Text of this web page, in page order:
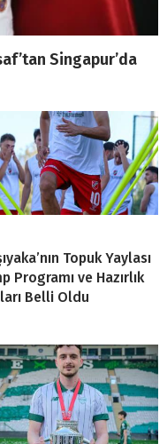
Singapur’da
Topuk Yaylası
Programı ve Hazırlık
Belli Oldu